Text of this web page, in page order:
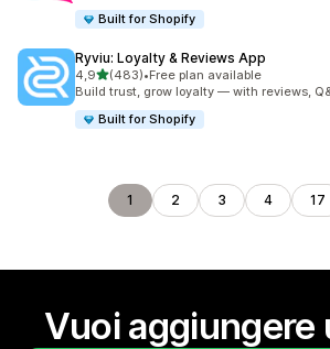
Built for Shopify
Ryviu: Loyalty & Reviews App
4,9stelle su 5
(483)
483 recensioni totali
•Free plan available
Build trust, grow loyalty — with reviews,
Built for Shopify
1 2 3 4 17
Vuoi aggiungere